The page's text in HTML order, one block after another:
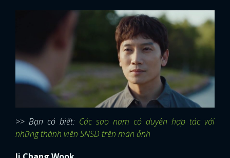
>> Bạn có biết: Các sao nam có duyên hợp tác với
những thành viên SNSD trên màn ảnh